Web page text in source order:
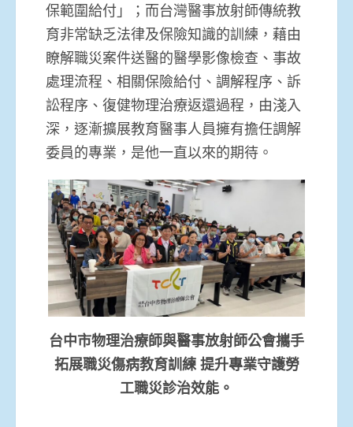
保範圍給付」；而台灣醫事放射師傳統教
育非常缺乏法律及保險知識的訓練，藉由
瞭解職災案件送醫的醫學影像檢查、事故
處理流程、相關保險給付、調解程序、訴
訟程序、復健物理治療返還過程，由淺入
深，逐漸擴展教育醫事人員擁有擔任調解
委員的專業，是他一直以來的期待。
台中市物理治療師與醫事放射師公會攜手
拓展職災傷病教育訓練 提升專業守護勞
工職災診治效能。